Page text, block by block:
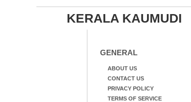
KERALA KAUMUDI
GENERAL
ABOUT US
CONTACT US
PRIVACY POLICY
TERMS OF SERVICE